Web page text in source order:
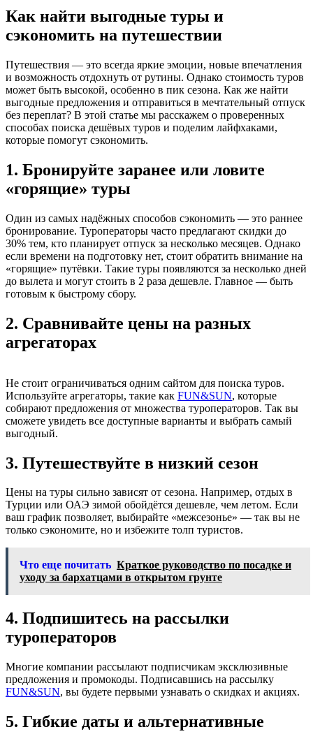
Как найти выгодные туры и
сэкономить на путешествии
Путешествия — это всегда яркие эмоции, новые впечатления
и возможность отдохнуть от рутины. Однако стоимость туров
может быть высокой, особенно в пик сезона. Как же найти
выгодные предложения и отправиться в мечтательный отпуск
без переплат? В этой статье мы расскажем о проверенных
способах поиска дешёвых туров и поделим лайфхаками,
которые помогут сэкономить.
1. Бронируйте заранее или ловите
«горящие» туры
Один из самых надёжных способов сэкономить — это раннее
бронирование. Туроператоры часто предлагают скидки до
30% тем, кто планирует отпуск за несколько месяцев. Однако
если времени на подготовку нет, стоит обратить внимание на
«горящие» путёвки. Такие туры появляются за несколько дней
до вылета и могут стоить в 2 раза дешевле. Главное — быть
готовым к быстрому сбору.
2. Сравнивайте цены на разных
агрегаторах
Не стоит ограничиваться одним сайтом для поиска туров.
Используйте агрегаторы, такие как FUN&SUN, которые
собирают предложения от множества туроператоров. Так вы
сможете увидеть все доступные варианты и выбрать самый
выгодный.
3. Путешествуйте в низкий сезон
Цены на туры сильно зависят от сезона. Например, отдых в
Турции или ОАЭ зимой обойдётся дешевле, чем летом. Если
ваш график позволяет, выбирайте «межсезонье» — так вы не
только сэкономите, но и избежите толп туристов.
Что еще почитать Краткое руководство по посадке и
уходу за бархатцами в открытом грунте
4. Подпишитесь на рассылки
туроператоров
Многие компании рассылают подписчикам эксклюзивные
предложения и промокоды. Подписавшись на рассылку
FUN&SUN, вы будете первыми узнавать о скидках и акциях.
5. Гибкие даты и альтернативные